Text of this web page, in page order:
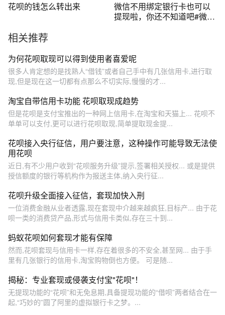
花呗的钱怎么转出来
微信不用绑定银行卡也可以
提现啦，你还不知道吧#微信
相关推荐
为何花呗取现可以得到使用者喜爱呢
很多人肯定想的是找熟人“借钱”或者自己手中有几张信用卡,进行取
现,但是现在这一切都有点那么不切实际,慢慢的才...
淘宝自带信用卡功能 花呗取现成趋势
但是花呗是支付宝推出的一种网上信用卡,在淘宝和天猫上... 花呗不
单单可以支付,更可以进行花呗取现,简单提取现金提...
花呗接入央行征信，用户要注意，这种操作可能导致无法使
用花呗
近日,有不少用户收到“花呗服务升级”提示,签署相关授权... 或是提供
授信额度的银行等机构作为报送主体,纳入央行征...
花呗升级全面接入征信，套现加快入刑
一位消费金融从业者透露,现在套现中介越来越疯狂,目标产... 由于花
呗一类的消费贷产品,形式与信用卡类似,存在三十到...
蚂蚁花呗如何套现才能有保障
然而,花呗套现与信用卡一样,存在着很多的不安全,甚至网... 由于手
里有几张银行的信用卡,淘宝购物倒也方便。 可是随...
揭秘：专业套现或侵袭支付宝"花呗"！
无提现功能的“花呗”和无免息期,具备提现功能的“借呗”两者结合在一
起,“巧妙的”圆了阿里的虚拟银行卡之梦。...